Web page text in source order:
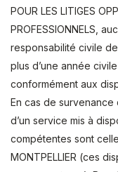
POUR LES LITIGES
PROFESSIONNELS,
responsabilité civile
plus d’une année
conformément aux
En cas de survenance
d’un service mis à
compétentes sont
MONTPELLIER (ces